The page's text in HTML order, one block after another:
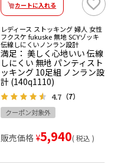
カートに入れる
レディース ストッキング 婦人 女性
フクスケ fukuske 無地 SCYゾッキ
伝線しにくいノンラン設計
満足： 美しく心地いい 伝線
しにくい 無地 パンティスト
ッキング 10足組 ノンラン設
計 (140q1110)
4.7 （7）
クーポン対象外
販売価格 ¥5,940 税込